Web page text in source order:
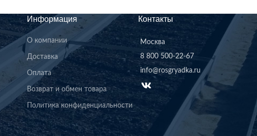
Информация
О компании
Доставка
Оплата
Возврат и обмен товара
Политика конфиденциальности
Контакты
Москва
8 800 500-22-67
info@rosgryadka.ru